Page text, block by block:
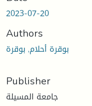
2023-07-20
Authors
بوقرة أحلام, بوقرة
Publisher
جامعة المسيلة